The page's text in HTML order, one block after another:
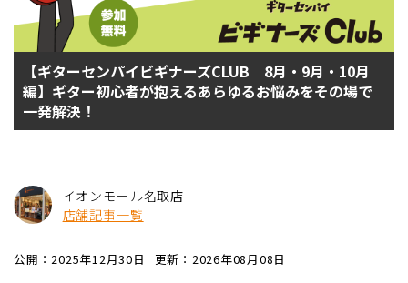
【ギターセンパイビギナーズCLUB 8月・9月・10月
編】ギター初心者が抱えるあらゆるお悩みをその場で
一発解決！
イオンモール名取店
店舗記事一覧
公開：2025年12月30日 更新：2026年08月08日